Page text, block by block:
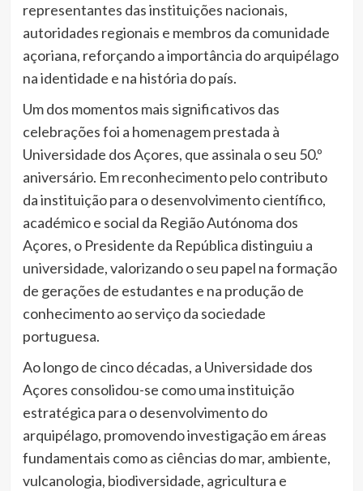
representantes das instituições nacionais,
autoridades regionais e membros da comunidade
açoriana, reforçando a importância do arquipélago
na identidade e na história do país.
Um dos momentos mais significativos das
celebrações foi a homenagem prestada à
Universidade dos Açores, que assinala o seu 50.º
aniversário. Em reconhecimento pelo contributo
da instituição para o desenvolvimento científico,
académico e social da Região Autónoma dos
Açores, o Presidente da República distinguiu a
universidade, valorizando o seu papel na formação
de gerações de estudantes e na produção de
conhecimento ao serviço da sociedade
portuguesa.
Ao longo de cinco décadas, a Universidade dos
Açores consolidou-se como uma instituição
estratégica para o desenvolvimento do
arquipélago, promovendo investigação em áreas
fundamentais como as ciências do mar, ambiente,
vulcanologia, biodiversidade, agricultura e